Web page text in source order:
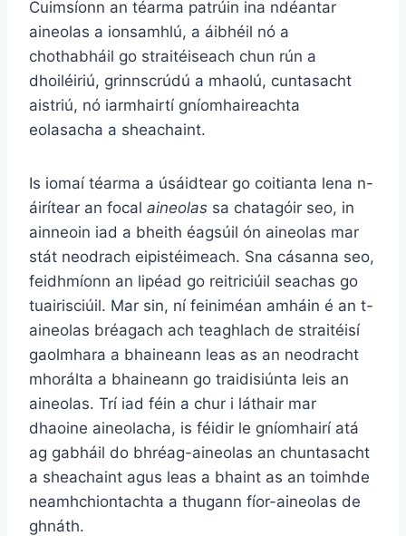
Cuimsíonn an téarma patrúin ina ndéantar
aineolas a ionsamhlú, a áibhéil nó a
chothabháil go straitéiseach chun rún a
dhoiléiriú, grinnscrúdú a mhaolú, cuntasacht
aistriú, nó iarmhairtí gníomhaireachta
eolasacha a sheachaint.
Is iomaí téarma a úsáidtear go coitianta lena n-
áirítear an focal aineolas sa chatagóir seo, in
ainneoin iad a bheith éagsúil ón aineolas mar
stát neodrach eipistéimeach. Sna cásanna seo,
feidhmíonn an lipéad go reitriciúil seachas go
tuairisciúil. Mar sin, ní feiniméan amháin é an t-
aineolas bréagach ach teaghlach de straitéisí
gaolmhara a bhaineann leas as an neodracht
mhorálta a bhaineann go traidisiúnta leis an
aineolas. Trí iad féin a chur i láthair mar
dhaoine aineolacha, is féidir le gníomhairí atá
ag gabháil do bhréag-aineolas an chuntasacht
a sheachaint agus leas a bhaint as an toimhde
neamhchiontachta a thugann fíor-aineolas de
ghnáth.